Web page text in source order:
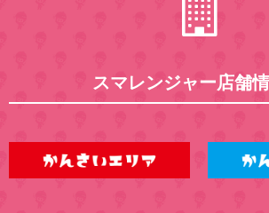
スマレンジャー店舗情